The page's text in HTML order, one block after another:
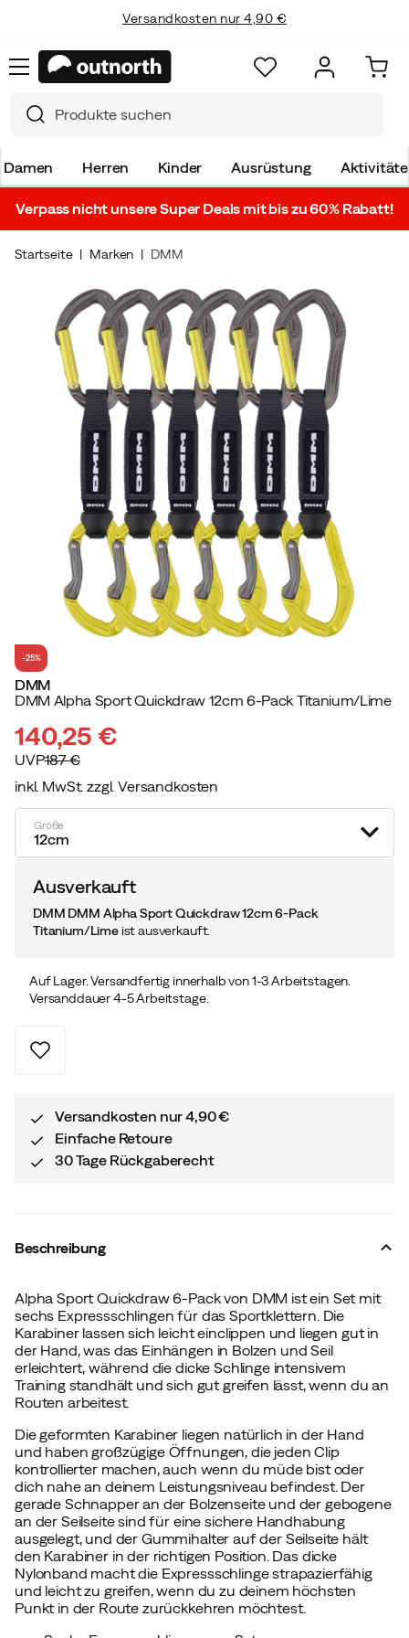
Versandkosten nur 4,90 €
Damen Herren Kinder Ausrüstung
Verpass nicht unsere Super Deals mit bis zu 60% Rabatt!
Startseite Marken DMM
-25%
DMM
DMM Alpha Sport Quickdraw 12cm 6-Pack Titanium/Lime
discounted
price
140,25 €
original
price
UVP187 €
inkl. MwSt. zzgl. Versandkosten
Größe
12cm
Ausverkauft
DMM DMM Alpha Sport Quickdraw 12cm 6-Pack
Titanium/Limeist ausverkauft.
Auf Lager. Versandfertig innerhalb von 1-3 Arbeitstagen.
Versanddauer 4-5 Arbeitstage.
Versandkosten nur 4,90 €
Einfache Retoure
30 Tage Rückgaberecht
Beschreibung
Alpha Sport Quickdraw 6-Pack von DMM ist ein Set mit
sechs Expressschlingen für das Sportklettern. Die
Karabiner lassen sich leicht einclippen und liegen gut in
der Hand, was das Einhängen in Bolzen und Seil
erleichtert, während die dicke Schlinge intensivem
Training standhält und sich gut greifen lässt, wenn du an
Routen arbeitest.
Die geformten Karabiner liegen natürlich in der Hand
und haben großzügige Öffnungen, die jeden Clip
kontrollierter machen, auch wenn du müde bist oder
dich nahe an deinem Leistungsniveau befindest. Der
gerade Schnapper an der Bolzenseite und der gebogene
an der Seilseite sind für eine sichere Handhabung
ausgelegt, und der Gummihalter auf der Seilseite hält
den Karabiner in der richtigen Position. Das dicke
Nylonband macht die Expressschlinge strapazierfähig
und leicht zu greifen, wenn du zu deinem höchsten
Punkt in der Route zurückkehren möchtest.